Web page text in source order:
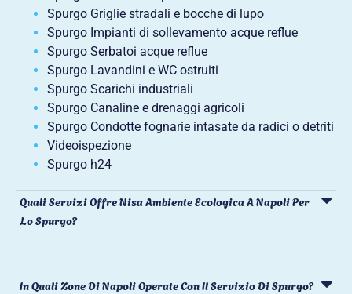
Spurgo Griglie stradali e bocche di lupo
Spurgo Impianti di sollevamento acque reflue
Spurgo Serbatoi acque reflue
Spurgo Lavandini e WC ostruiti
Spurgo Scarichi industriali
Spurgo Canaline e drenaggi agricoli
Spurgo Condotte fognarie intasate da radici o detriti
Videoispezione
Spurgo h24
Quali Servizi Offre Nisa Ambiente Ecologica A Napoli Per
Lo Spurgo?
In Quali Zone Di Napoli Operate Con Il Servizio Di Spurgo?